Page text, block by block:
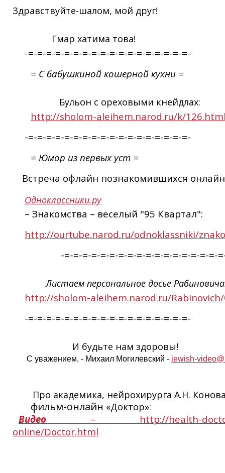
Здравствуйте-шалом, мой друг!
Гмар хатима това!
-=-=-=-=-=-=-=-=-=-=-=-=-=-=-=-=-=-=-
= С бабушкиной кошерной кухни =
Бульон с ореховыми кнейдлах:
http://sholom-aleihem.narod.ru/k/
-=-=-=-=-=-=-=-=-=-=-=-=-=-=-=-=-=-=-
= Юмор из первых уст =
Встреча офлайн познакомившихся
Одноклассники.ру
– Знакомства – веселый "95 Квартал":
http://ourtube.narod.ru/odnoklassniki/
-=-=-=-=-=-=-=-=-=-=-=-=-=-=-=-=-=-
Листаем персональное досье
http://sholom-aleihem.narod.ru/
-=-=-=-=-=-=-=-=-=-=-=-=-=-=-=-=-=-=-
И будьте нам здоровы!
С уважением, - Михаил Могилевский - jewish-
Про академика, нейрохирурга А.Н.
фильм-онлайн «Доктор»:
Видео – http://health-
online/Doctor.html